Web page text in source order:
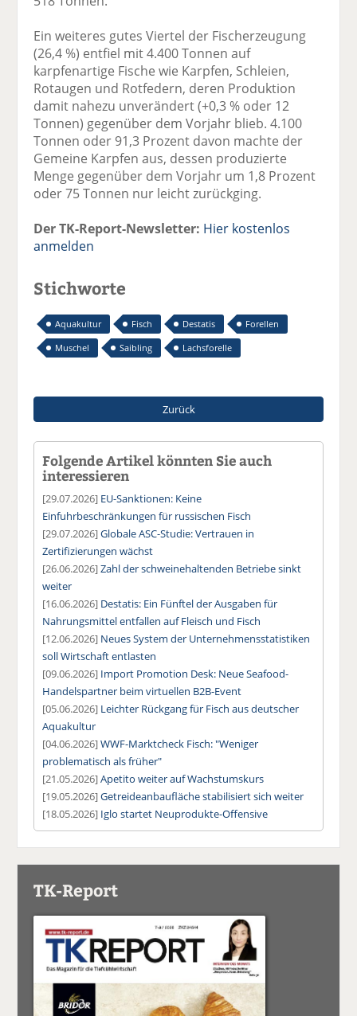
Ein weiteres gutes Viertel der Fischerzeugung
(26,4 %) entfiel mit 4.400 Tonnen auf
karpfenartige Fische wie Karpfen, Schleien,
Rotaugen und Rotfedern, deren Produktion
damit nahezu unverändert (+0,3 % oder 12
Tonnen) gegenüber dem Vorjahr blieb. 4.100
Tonnen oder 91,3 Prozent davon machte der
Gemeine Karpfen aus, dessen produzierte
Menge gegenüber dem Vorjahr um 1,8 Prozent
oder 75 Tonnen nur leicht zurückging.
Der TK-Report-Newsletter: Hier kostenlos
anmelden
Stichworte
Aquakultur Fisch Destatis
Forellen
Muschel
Saibling Lachsforelle
Zurück
Folgende Artikel könnten Sie auch
interessieren
[29.07.2026] EU-Sanktionen: Keine
Einfuhrbeschränkungen für russischen Fisch
[29.07.2026]Globale ASC-Studie: Vertrauen in
Zertifizierungen wächst
[26.06.2026]Zahl der schweinehaltenden Betriebe sinkt
weiter
[16.06.2026] Destatis: Ein Fünftel der Ausgaben für
Nahrungsmittel entfallen auf Fleisch und Fisch
[12.06.2026] Neues System der Unternehmensstatistiken
soll Wirtschaft entlasten
[09.06.2026] Import Promotion Desk: Neue Seafood-
Handelspartner beim virtuellen B2B-Event
[05.06.2026] Leichter Rückgang für Fisch aus deutscher
Aquakultur
[04.06.2026]WWF-Marktcheck Fisch: "Weniger
problematisch als früher"
[21.05.2026]Apetito weiter auf Wachstumskurs
[19.05.2026]Getreideanbaufläche stabilisiert sich weiter
[18.05.2026] Iglo startet Neuprodukte-Offensive
TK-Report